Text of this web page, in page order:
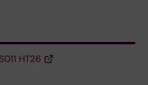
HT26